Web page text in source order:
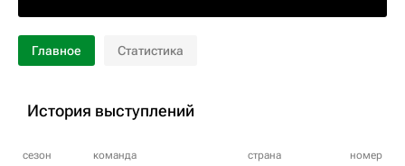
Главное Статистика
История выступлений
сезон команда страна номер